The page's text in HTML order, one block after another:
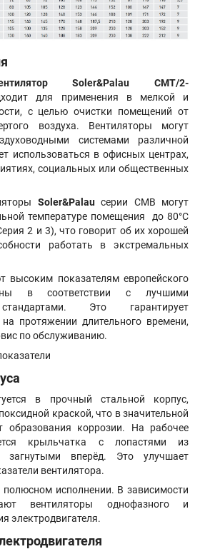
Soler&Palau CMT/2-
для применения в мелкой и
с целью очистки помещений от
воздуха. Вентиляторы могут
системами различной
использоваться в офисных центрах,
социальных или общественных
Soler&Palauсерии CMB могут
температуре помещения до 80°C
2 и 3), что говорит об их хорошей
работать в экстремальных
высоким показателям европейского
в соответствии с лучшими
стандартами. Это гарантирует
протяжении длительного времени,
по обслуживанию.
в прочный стальной корпус,
краской, что в значительной
образования коррозии. На рабочее
крыльчатка с лопастями из
загнутыми вперёд. Это улучшает
вентилятора.
исполнении. В зависимости
вентиляторы однофазного и
электродвигателя.